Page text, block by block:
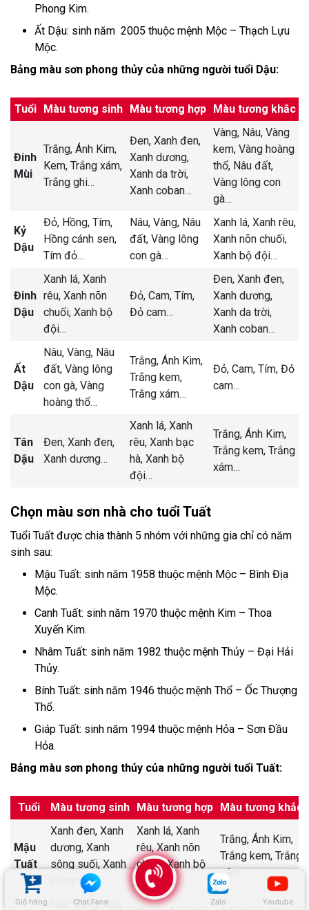
Giỏ hàng Chat Face Zalo Youtube
Phong Kim.
Ất Dậu: sinh năm 2005 thuộc mệnh Mộc – Thạch Lựu
Mộc.
Bảng màu sơn phong thủy của những người tuổi Dậu:
Tuổi Màu tương sinh Màu tương hợp Màu tương khắc
Đinh
Mùi
Trắng, Ánh Kim,
Kem, Trắng xám,
Trắng ghi…
Đen, Xanh đen,
Xanh dương,
Xanh da trời,
Xanh coban…
Vàng, Nâu, Vàng
kem, Vàng hoàng
thổ, Nâu đất,
Vàng lông con
gà…
Kỷ
Dậu
Đỏ, Hồng, Tím,
Hồng cánh sen,
Tím đỏ…
Nâu, Vàng, Nâu
đất, Vàng lông
con gà…
Xanh lá, Xanh rêu,
Xanh nõn chuối,
Xanh bộ đội…
Đinh
Dậu
Xanh lá, Xanh
rêu, Xanh nõn
chuối, Xanh bộ
đội…
Đỏ, Cam, Tím,
Đỏ cam…
Đen, Xanh đen,
Xanh dương,
Xanh da trời,
Xanh coban…
Ất
Dậu
Nâu, Vàng, Nâu
đất, Vàng lông
con gà, Vàng
hoàng thổ…
Trắng, Ánh Kim,
Trắng kem,
Trắng xám…
Đỏ, Cam, Tím, Đỏ
cam…
Tân
Dậu
Đen, Xanh đen,
Xanh dương…
Xanh lá, Xanh
rêu, Xanh bạc
hà, Xanh bộ
đội…
Trắng, Ánh Kim,
Trắng kem, Trắng
xám…
Chọn màu sơn nhà cho tuổi Tuất
Tuổi Tuất được chia thành 5 nhóm với những gia chỉ có năm
sinh sau:
Mậu Tuất: sinh năm 1958 thuộc mệnh Mộc – Bình Địa
Mộc.
Canh Tuất: sinh năm 1970 thuộc mệnh Kim – Thoa
Xuyến Kim.
Nhâm Tuất: sinh năm 1982 thuộc mệnh Thủy – Đại Hải
Thủy.
Bính Tuất: sinh năm 1946 thuộc mệnh Thổ – Ốc Thượng
Thổ.
Giáp Tuất: sinh năm 1994 thuộc mệnh Hỏa – Sơn Đầu
Hỏa.
Bảng màu sơn phong thủy của những người tuổi Tuất:
Tuổi Màu tương sinh Màu tương hợp Màu tương khắc
Mậu
Tuất
Xanh đen, Xanh
dương, Xanh
sông suối, Xanh
…
Xanh lá, Xanh
rêu,Xanh nõn
chuối,Xanh bộ
đội…
Trắng, Ánh Kim,
Trắng kem, Trắng
xám…
Vàng,Nâu